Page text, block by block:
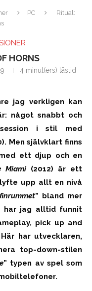
PC
Ritual:
HORNS
4 minut(ers) lästid
jag verkligen kan
något snabbt och
i stil med
Men självklart finns
ett djup och en
Miami(2012) är ett
upp allt en nivå
finrummet” bland mer
har jag alltid funnit
pick up and
har utvecklaren,
top-down-stilen
” typen av spel som